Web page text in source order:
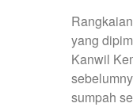
yang
Kanwil
sumpah